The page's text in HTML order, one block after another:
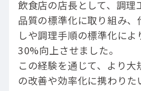
飲食店の店長として、調理
品質の標準化に取り組み
しや調理手順の標準化によ
30%向上させました。
この経験を通じて、より大
の改善や効率化に携わり